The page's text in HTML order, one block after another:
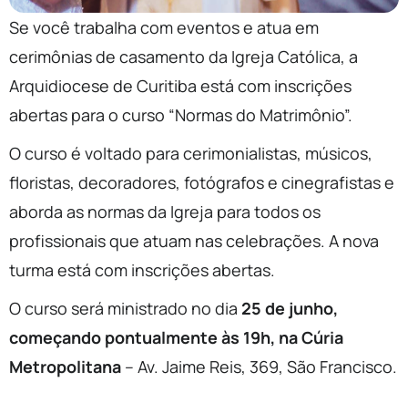
Se você trabalha com eventos e atua em
cerimônias de casamento da Igreja Católica, a
Arquidiocese de Curitiba está com inscrições
abertas para o curso “Normas do Matrimônio”.
O curso é voltado para cerimonialistas, músicos,
floristas, decoradores, fotógrafos e cinegrafistas e
aborda as normas da Igreja para todos os
profissionais que atuam nas celebrações. A nova
turma está com inscrições abertas.
O curso será ministrado no dia 25 de junho,
começando pontualmente às 19h, na Cúria
Metropolitana – Av. Jaime Reis, 369, São Francisco.